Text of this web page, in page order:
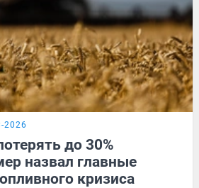
2026
до 30%
назвал главные
кризиса